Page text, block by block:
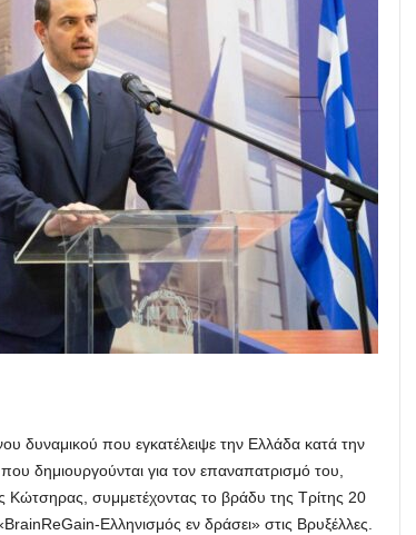
δυναμικού που εγκατέλειψε την Ελλάδα κατά την
δημιουργούνται για τον επαναπατρισμό του,
συμμετέχοντας το βράδυ της Τρίτης 20
Ελληνισμός εν δράσει» στις Βρυξέλλες.